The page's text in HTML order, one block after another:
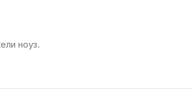
ноуз.